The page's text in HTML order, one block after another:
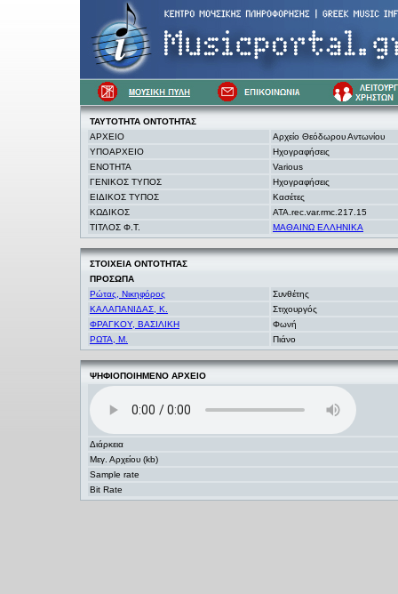
ΤΑΥΤΟΤΗΤΑ ΟΝΤΟΤΗΤΑΣ
ΑΡΧΕΙΟ
Αρχείο Θεόδωρου Αντωνίου
ΥΠΟΑΡΧΕΙΟ
Ηχογραφήσεις
ΕΝΟΤΗΤΑ
Various
ΓΕΝΙΚΟΣ ΤΥΠΟΣ
Ηχογραφήσεις
ΕΙΔΙΚΟΣ ΤΥΠΟΣ
Κασέτες
ΚΩΔΙΚΟΣ
ATA.rec.var.rmc.217.15
ΤΙΤΛΟΣ Φ.Τ.
ΜΑΘΑΙΝΩ ΕΛΛΗΝΙΚΑ
ΣΤΟΙΧΕΙΑ ΟΝΤΟΤΗΤΑΣ
ΠΡΟΣΩΠΑ
Ρώτας, Νικηφόρος
Συνθέτης
ΚΑΛΑΠΑΝΙΔΑΣ, Κ.
Στιχουργός
ΦΡΑΓΚΟΥ, ΒΑΣΙΛΙΚΗ
Φωνή
ΡΩΤΑ, Μ.
Πιάνο
ΨΗΦΙΟΠΟΙΗΜΕΝΟ ΑΡΧΕΙΟ
Διάρκεια
Μεγ. Αρχείου (kb)
Sample rate
Bit Rate